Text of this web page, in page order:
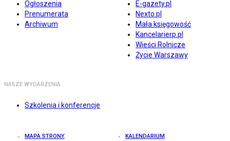
Ogłoszenia
Prenumerata
Archiwum
E-gazety.pl
Nexto.pl
Mała księgowość
Kancelarierp.pl
Wieści Rolnicze
Życie Warszawy
NASZE WYDARZENIA
Szkolenia i konferencje
MAPA STRONY KALENDARIUM